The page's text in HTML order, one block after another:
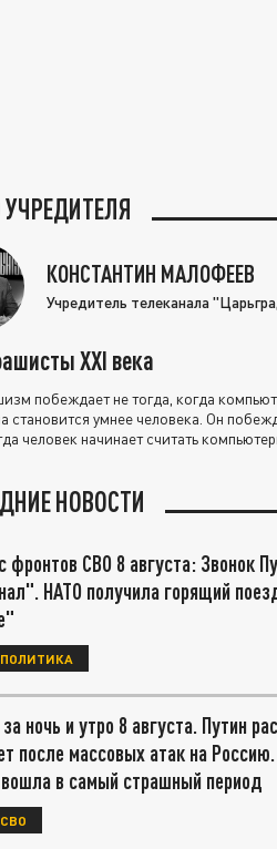
КОНСТАНТИН МАЛОФЕЕВ
Учредитель телеканала
XXI века
побеждает не тогда, когда
становится умнее человека. Он
человек начинает считать
НОВОСТИ
фронтов СВО 8 августа: Звонок
НАТО получила горящий
ПОЛИТИКА
ночь и утро 8 августа. Путин
после массовых атак на Россию.
вошла в самый страшный период
СВО